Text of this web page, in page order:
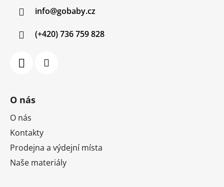
info@gobaby.cz
(+420) 736 759 828
O nás
O nás
Kontakty
Prodejna a výdejní místa
Naše materiály